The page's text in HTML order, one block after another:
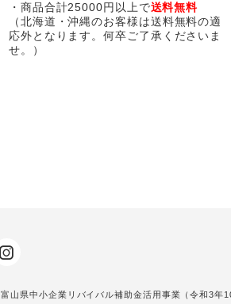
・商品合計25000円以上で送料無料
（北海道・沖縄のお客様は送料無料の適
応外となります。何卒ご了承くださいま
せ。）
富山県中小企業リバイバル補助金活用事業（令和3年